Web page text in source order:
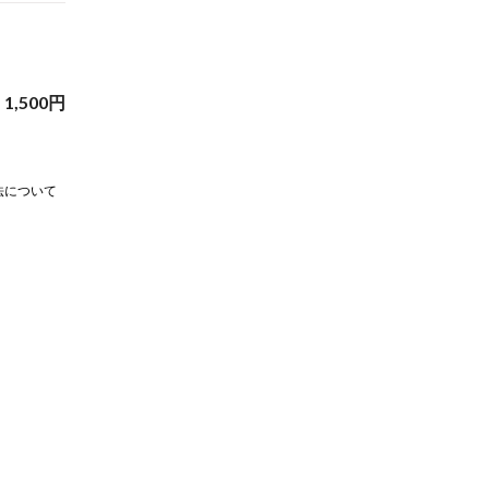
1,500円
について